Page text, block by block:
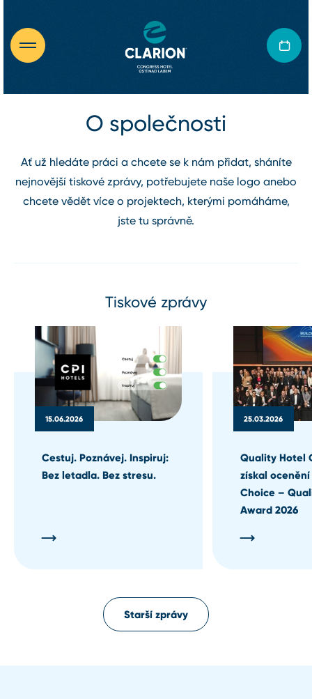
O společnosti
Ať už hledáte práci a chcete se k nám přidat, sháníte
nejnovější tiskové zprávy, potřebujete naše logo anebo
chcete vědět více o projektech, kterými pomáháme,
jste tu správně.
Tiskové zprávy
15.06.2026
Cestuj. Poznávej. Inspiruj:
Bez letadla. Bez stresu.
25.03.2026
Quality Hotel
získal
Choice –
Award 2026
Starší zprávy